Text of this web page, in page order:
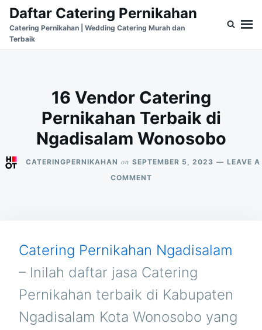
Skip
content
Search
for:
Daftar Catering Pernikahan
Catering Pernikahan | Wedding Catering Murah dan
Terbaik
16 Vendor Catering
Pernikahan Terbaik di
Ngadisalam Wonosobo
CATERINGPERNIKAHAN on SEPTEMBER 5, 2023
LEAVE A
COMMENTON
DI
NGADISALAM
WONOSOBO
Catering Pernikahan Ngadisalam
– Inilah daftar jasa Catering
Pernikahan terbaik di Kabupaten
Ngadisalam Kota Wonosobo yang